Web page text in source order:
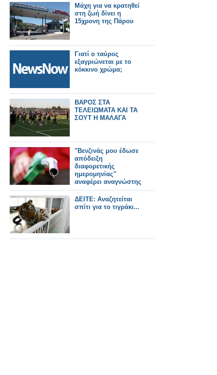
Μάχη για να κρατηθεί
στη ζωή δίνει η
15χρονη της Πάρου
Γιατί ο ταύρος
εξαγριώνεται με το
κόκκινο χρώμα;
ΒΑΡΟΣ ΣΤΑ
ΤΕΛΕΙΩΜΑΤΑ ΚΑΙ ΤΑ
ΣΟΥΤ Η ΜΑΛΑΓΑ
"Βενζινάς μου έδωσε
απόδειξη
διαφορετικής
ημερομηνίας"
αναφέρει αναγνώστης
ΔΕΙΤΕ: Αναζητείται
σπίτι για το τιγράκι...